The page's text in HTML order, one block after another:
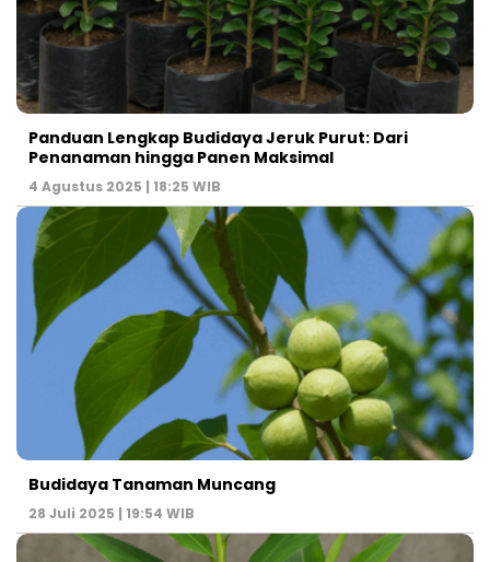
Panduan Lengkap Budidaya Jeruk Purut: Dari
Penanaman hingga Panen Maksimal
4 Agustus 2025 | 18:25 WIB
Budidaya Tanaman Muncang
28 Juli 2025 | 19:54 WIB